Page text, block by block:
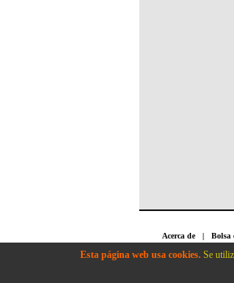
Acerca de| Bolsa
Cookies|Política
Esta página web usa cookies.Se